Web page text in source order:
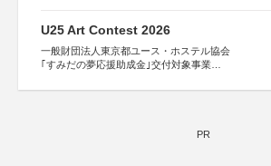
U25 Art Contest 2026
一般財団法人東京都ユース・ホステル協会
｢すみだの夢応援助成金｣交付対象事業
PR